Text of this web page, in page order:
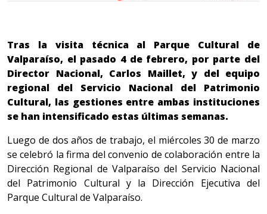
Tras la visita técnica al Parque Cultural de
Valparaíso, el pasado 4 de febrero, por parte del
Director Nacional, Carlos Maillet, y del equipo
regional del Servicio Nacional del Patrimonio
Cultural, las gestiones entre ambas instituciones
se han intensificado estas últimas semanas.
Luego de dos años de trabajo, el miércoles 30 de marzo
se celebró la firma del convenio de colaboración entre la
Dirección Regional de Valparaíso del Servicio Nacional
del Patrimonio Cultural y la Dirección Ejecutiva del
Parque Cultural de Valparaíso.